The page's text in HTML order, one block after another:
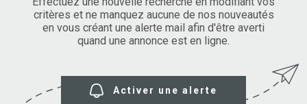
NOS
VENDUS
critères et ne manquez aucune de nos nouveautés
en vous créant une alerte mail afin d'être averti
quand une annonce est en ligne.
Activer une alerte
Pièces
PIÈCES
RÉFÉRENCE
PLUS DE CRITÈRES
RECHERCHER